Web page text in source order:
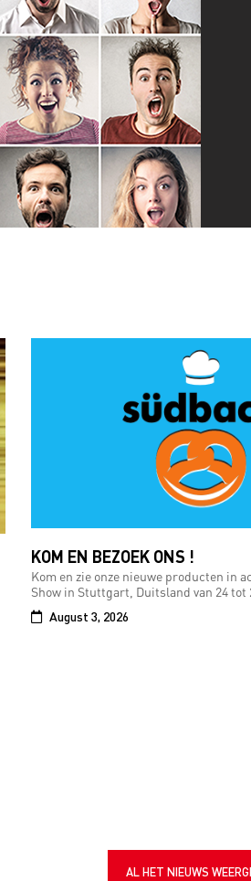
KOM EN BEZOEK ONS ​​!
Kom en zie onze nieuwe producten in
Show in Stuttgart, Duitsland van 24 tot
August 3, 2026
AL HET NIEUWS